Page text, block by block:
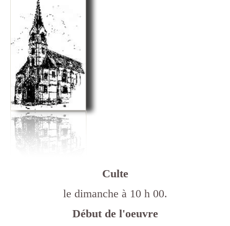
Culte
le dimanche à 10 h 00.
Début de l'oeuvre